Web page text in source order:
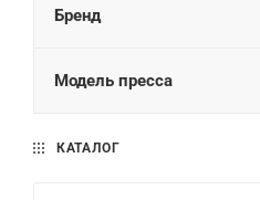
КАТАЛОГ
Бренд
Модель пресса